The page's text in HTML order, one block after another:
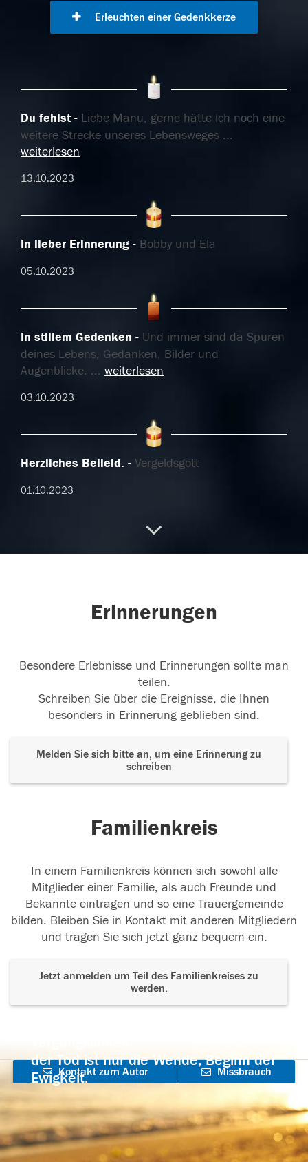
Erleuchten einer Gedenkkerze
Du fehlst
Liebe Manu, gerne hätte ich noch eine
weitere Strecke unseres Lebensweges ...
weiterlesen
13.10.2023
In lieber Erinnerung Bobby und Ela
05.10.2023
In stillem Gedenken
Und immer sind da Spuren
deines Lebens, Gedanken, Bilder und
Augenblicke. ... weiterlesen
03.10.2023
Herzliches Beileid. Vergeldsgott
01.10.2023
In treuer Freundschaft
In ewigen Gedenken und
Erinnerungen
Besondere Erlebnisse und Erinnerungen sollte man
teilen.
Schreiben Sie über die Ereignisse, die Ihnen
besonders in Erinnerung geblieben sind.
Melden Sie sich bitte an, um eine Erinnerung zu
schreiben
Familienkreis
In einem Familienkreis können sich sowohl alle
Mitglieder einer Familie, als auch Freunde und
Bekannte eintragen und so eine Trauergemeinde
bilden. Bleiben Sie in Kontakt mit anderen Mitgliedern
und tragen Sie sich jetzt ganz bequem ein.
Jetzt anmelden um Teil des Familienkreises zu
werden.
der Tod ist nur die Wende, Beginn der
Ewigkeit.
Kontakt zum Autor
aufnehmen
Missbrauch